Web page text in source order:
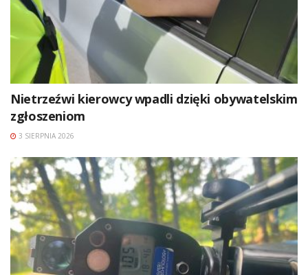
Nietrzeźwi kierowcy wpadli dzięki obywatelskim
zgłoszeniom
3 SIERPNIA 2026